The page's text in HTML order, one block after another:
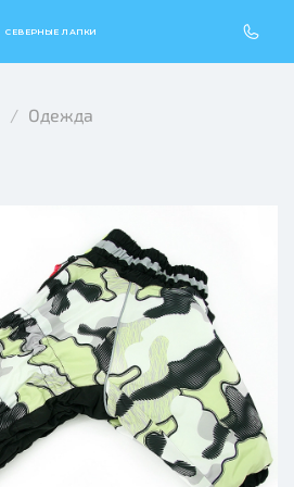
СЕВЕРНЫЕ ЛАПКИ
Одежда